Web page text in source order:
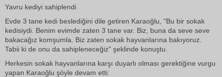
Yavru kediyi sahiplendi
Evde 3 tane kedi beslediğini dile getiren Karaoğlu, "Bu bir sokak
kedisiydi. Benim evimde zaten 3 tane var. Biz, buna da seve seve
bakacağız komşumla. Biz zaten sokak hayvanlarına bakıyoruz.
Tabii ki de onu da sahipleneceğiz" şeklinde konuştu.
Herkesin sokak hayvanlarına karşı duyarlı olması gerektiğine vurgu
yapan Karaoğlu şöyle devam etti: